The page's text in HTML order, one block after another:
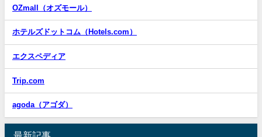
OZmall（オズモール）
ホテルズドットコム（Hotels.com）
エクスペディア
Trip.com
agoda（アゴダ）
最新記事